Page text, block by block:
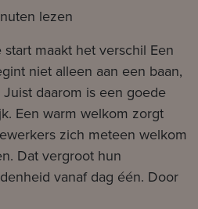
lezen
maakt het verschil Een
niet alleen aan een baan,
daarom is een goede
Een warm welkom zorgt
zich meteen welkom
Dat vergroot hun
vanaf dag één. Door